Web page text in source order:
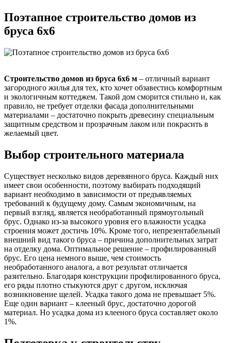
Поэтапное строительство домов из
бруса 6х6
Строительство домов из бруса 6х6 м – отличный вариант
загородного жилья для тех, кто хочет обзавестись комфортным
и экологичным коттеджем. Такой дом сморится стильно и, как
правило, не требует отделки фасада дополнительными
материалами – достаточно покрыть древесину специальным
защитным средством и прозрачным лаком или покрасить в
желаемый цвет.
Выбор строительного материала
Существует несколько видов деревянного бруса. Каждый них
имеет свои особенности, поэтому выбирать подходящий
вариант необходимо в зависимости от предъявляемых
требований к будущему дому. Самым экономичным, на
первый взгляд, является необработанный прямоугольный
брус. Однако из-за высокого уровня его влажности усадка
строения может достичь 10%. Кроме того, непрезентабельный
внешний вид такого бруса – причина дополнительных затрат
на отделку дома. Оптимальное решение – профилированный
брус. Его цена немного выше, чем стоимость
необработанного аналога, а вот результат отличается
разительно. Благодаря конструкции профилированного бруса,
его ряды плотно стыкуются друг с другом, исключая
возникновение щелей. Усадка такого дома не превышает 5%.
Еще один вариант – клееный брус, достаточно дорогой
материал. Но усадка дома из клееного бруса составляет около
1%.